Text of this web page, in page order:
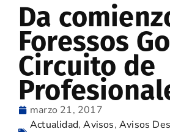
Da
Foressos
Circuito de
marzo 21, 2017
Actualidad,Avisos,Avisos